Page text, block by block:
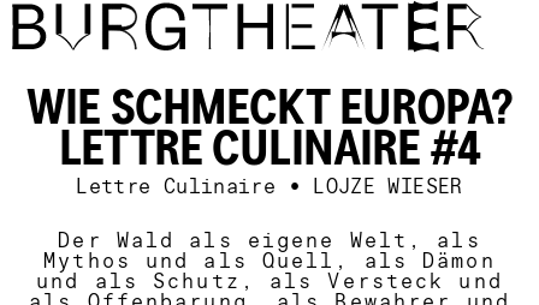
Direkt zum Inhalt
WIE SCHMECKT EUROPA?
LETTRE CULINAIRE #4
Lettre Culinaire • LOJZE WIESER
Der Wald als eigene Welt, als
Mythos und als Quell, als Dämon
und als Schutz, als Versteck und